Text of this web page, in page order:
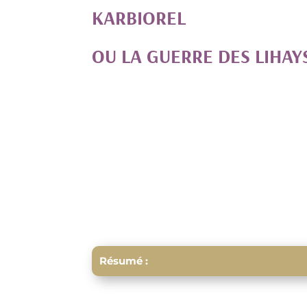
KARBIOREL
OU LA GUERRE DES
Résumé :